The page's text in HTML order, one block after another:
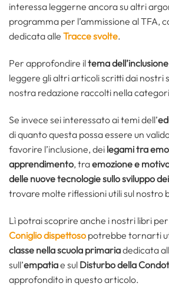
interessa leggerne ancora su altri
programma per l’ammissione al TFA,
dedicata alle Tracce svolte.
Per approfondire iltema dell’inclusione
leggere gli altri articoli scritti dai nostri
nostra redazione raccolti nella
Se invece sei interessato ai temi dell’
di quanto questa possa essere un
favorire l’inclusione, dei legami tra
apprendimento, traemozione e
delle nuove tecnologie sullo sviluppo
trovare molte riflessioni utili sul nostro
Lì potrai scoprire anche i nostri libri
Coniglio dispettoso potrebbe tornarti
classe nella scuola primariadedicata
sull’empatiae sul Disturbo della
approfondito in questo articolo.